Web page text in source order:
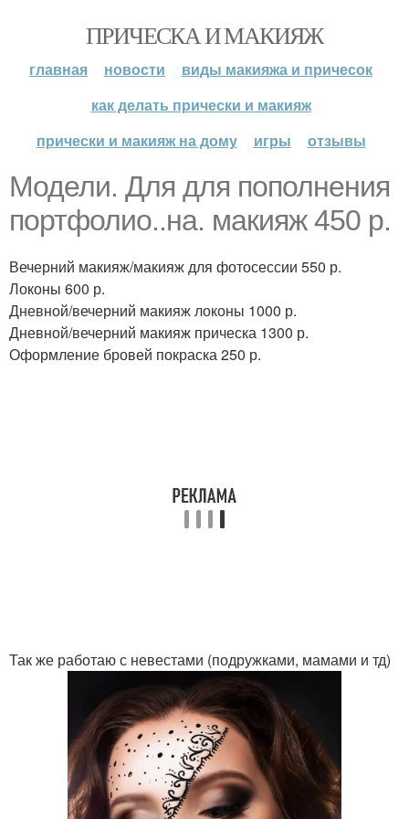
ПРИЧЕСКА И МАКИЯЖ
главная новости
виды макияжа и причесок
как делать прически и макияж
прически и макияж на дому
игры отзывы
Модели. Для для пополнения
портфолио..на. макияж 450 р.
Вечерний макияж/макияж для фотосессии 550 р.
Локоны 600 р.
Дневной/вечерний макияж локоны 1000 р.
Дневной/вечерний макияж прическа 1300 р.
Оформление бровей покраска 250 р.
Так же работаю с невестами (подружками, мамами и тд)